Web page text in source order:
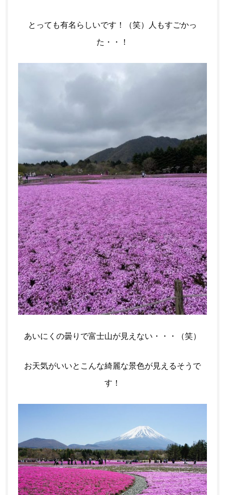
とっても有名らしいです！（笑）人もすごかっ
た・・！
あいにくの曇りで富士山が見えない・・・（笑）
お天気がいいとこんな綺麗な景色が見えるそうで
す！